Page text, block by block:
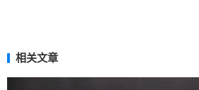
相关文章